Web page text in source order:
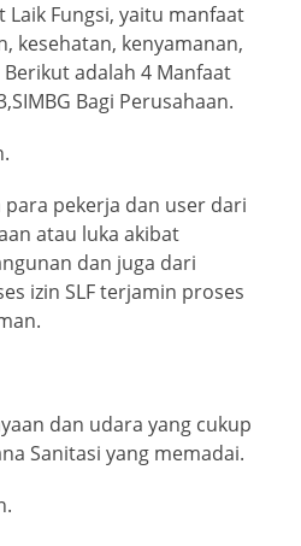
Fungsi, yaitu manfaat
kesehatan, kenyamanan,
adalah 4 Manfaat
Bagi Perusahaan.
pekerja dan user dari
atau luka akibat
dan juga dari
izin SLF terjamin proses
dan udara yang cukup
Sanitasi yang memadai.